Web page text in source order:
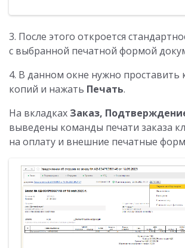
3. После этого откроется
с выбранной печатной формой
4. В данном окне нужно проставить
копий и нажать Печать.
На вкладках Заказ,
выведены команды печати заказа
на оплату и внешние печатные